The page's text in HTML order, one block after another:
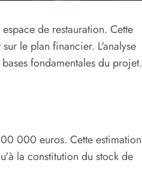
de restauration. Cette
le plan financier. L'analyse
fondamentales du projet.
000 euros. Cette estimation
la constitution du stock de